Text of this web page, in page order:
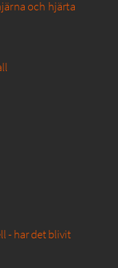
och hjärta
- har det blivit